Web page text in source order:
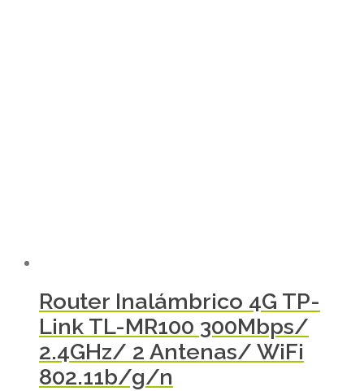
Router Inalámbrico 4G TP-
Link TL-MR100 300Mbps/
2.4GHz/ 2 Antenas/ WiFi
802.11b/g/n